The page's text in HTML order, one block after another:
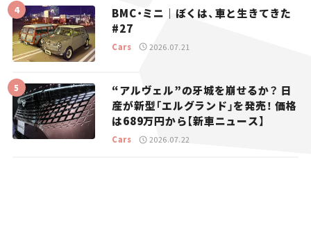
BMC・ミニ｜ぼくは、車と生きてきた
#27
Cars 2026.07.21
“アルヴェル”の牙城を崩せるか？ 日
産が新型「エルグランド」を発売！ 価格
は689万円から【新車ニュース】
Cars 2026.07.22